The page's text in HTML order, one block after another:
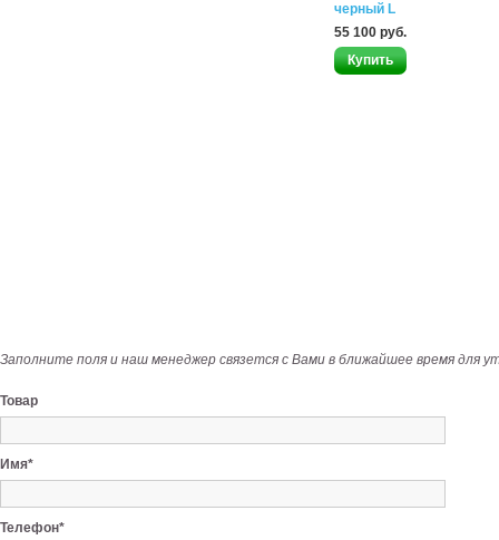
черный L
55 100 руб.
Заполните поля и наш менеджер связется с Вами в ближайшее время для
Товар
Имя*
Телефон*